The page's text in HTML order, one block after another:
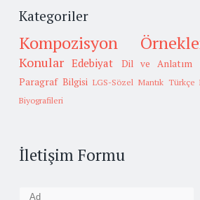
Kategoriler
Kompozisyon
Konular Edebiyat Dil ve Anlatım
Paragraf Bilgisi LGS-Sözel Mantık Türkçe
Biyografileri
İletişim Formu